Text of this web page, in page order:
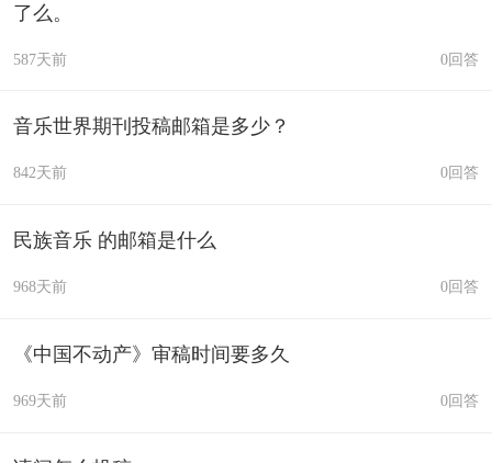
了么。
587天前 0回答
音乐世界期刊投稿邮箱是多少？
842天前 0回答
民族音乐 的邮箱是什么
968天前 0回答
《中国不动产》审稿时间要多久
969天前 0回答